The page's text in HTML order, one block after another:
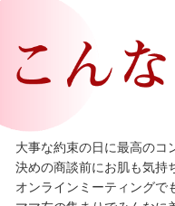
大事な約束の日に最高のコ
決めの商談前にお肌も気持
オンラインミーティングで